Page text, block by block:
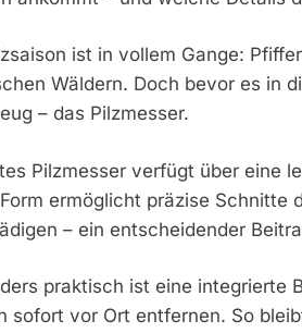
ist in vollem Gange:
Wäldern. Doch bevor es in
– das Pilzmesser.
Pilzmesser verfügt über eine
ermöglicht präzise Schnitte
– ein entscheidender
praktisch ist eine integrierte
sofort vor Ort entfernen. So